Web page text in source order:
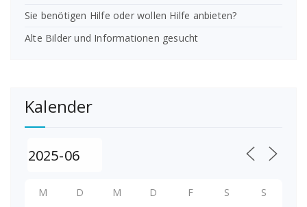
Sie benötigen Hilfe oder wollen Hilfe anbieten?
Alte Bilder und Informationen gesucht
Kalender
M D M D F S S